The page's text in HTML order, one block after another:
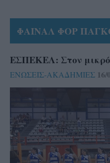
ΦΑΙΝΑΛ ΦΟΡ
ΕΣΠΕΚΕΛ: Στον μικρό
ΕΝΩΣΕΙΣ-ΑΚΑΔΗΜΙΕΣ 16/